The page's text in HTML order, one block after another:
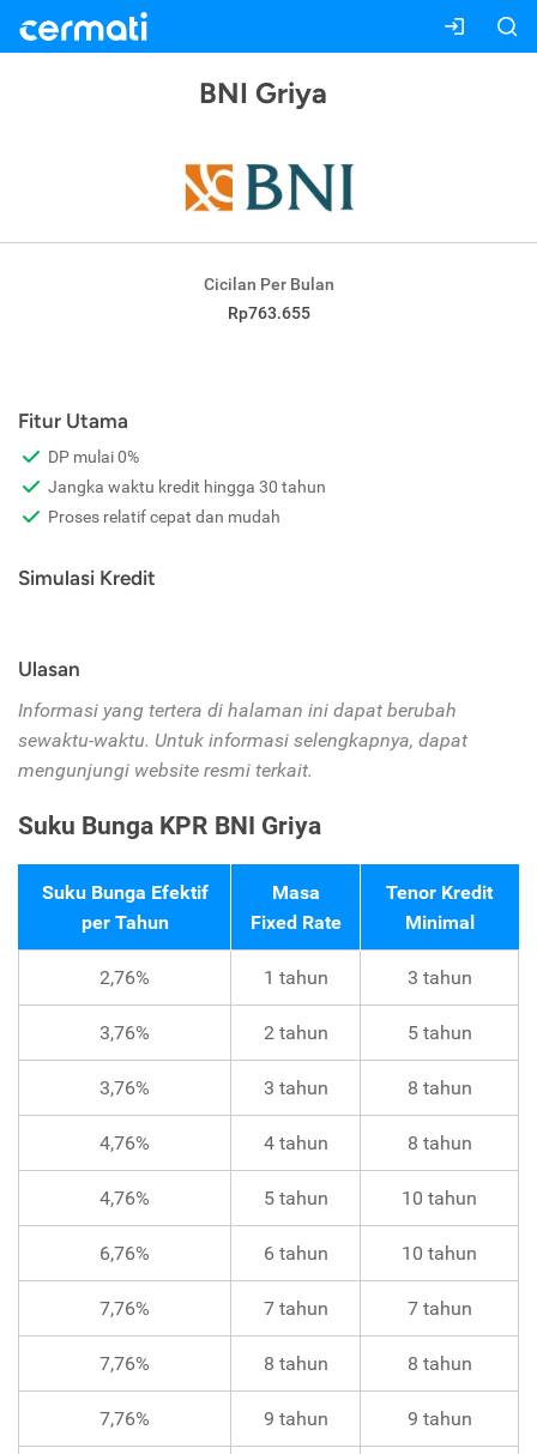
BNI Griya
Cicilan Per Bulan
Rp763.655
Fitur Utama
DP mulai 0%
Jangka waktu kredit hingga 30 tahun
Proses relatif cepat dan mudah
Simulasi Kredit
Ulasan
Informasi yang tertera di halaman ini dapat berubah
sewaktu-waktu. Untuk informasi selengkapnya, dapat
mengunjungi website resmi terkait.
Suku Bunga KPR BNI Griya
Suku Bunga Efektif
per Tahun
Masa
Fixed Rate
Tenor Kredit
Minimal
2,76% 1 tahun 3 tahun
3,76% 2 tahun 5 tahun
3,76% 3 tahun 8 tahun
4,76% 4 tahun 8 tahun
4,76% 5 tahun 10 tahun
6,76% 6 tahun 10 tahun
7,76% 7 tahun 7 tahun
7,76% 8 tahun 8 tahun
7,76% 9 tahun 9 tahun